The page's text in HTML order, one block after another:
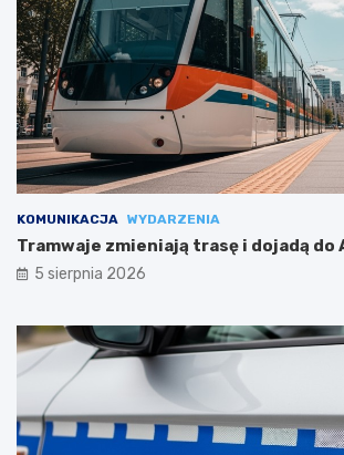
KOMUNIKACJA WYDARZENIA
Tramwaje zmieniają trasę i dojadą do
5 sierpnia 2026